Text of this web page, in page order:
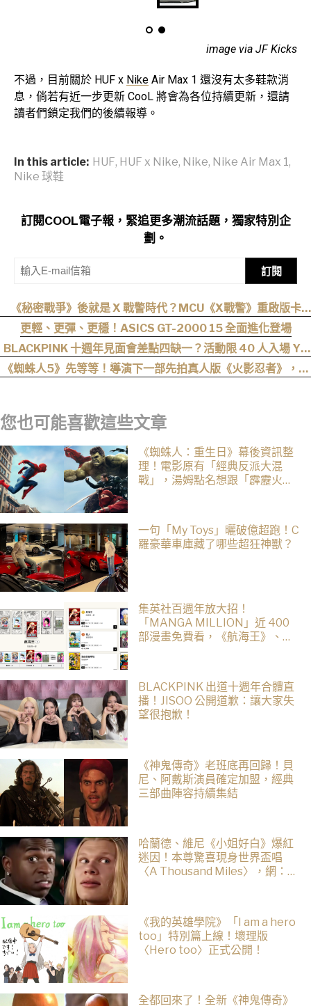
image via JF Kicks
不過，目前關於 HUF x Nike Air Max 1 還沒有太多鞋款消
息，倘若有近一步更新 CooL 將會為各位持續更新，還請
讀者們鎖定我們的後續報導。
In this article: HUF, HUF x Nike, Nike, Nike Air Max 1,
Nike 球鞋
訂閱COOL電子報，緊追更多潮流話題，獨家特別企
劃。
訂閱
《秘密戰爭》後就是 X 戰警時代？MCU《X戰警》重啟版卡
司、上映時間與最新爆料整理
更輕、更彈、更穩！ASICS GT-2000 15 全面進化登場
BLACKPINK 十週年見面會差點四缺一？活動限 40 人入場 YG
遭全網撻伐！
《蜘蛛人5》先等等！導演下一部先拍真人版《火影忍者》，電
您也可能喜歡這些文章
《蜘蛛人：重生日》幕後資訊整
理！電影原有「經典反派大混
戰」，湯姆點名想跟「霹靂火」
一句「My Toys」曬破億超跑！C
羅豪華車庫藏了哪些超狂神獸？
集英社百週年放大招！
「MANGA MILLION」近 400
部漫畫免費看，《航海王》、
BLACKPINK 出道十週年合體直
播！JISOO 公開道歉：讓大家失
望很抱歉！
《神鬼傳奇》老班底再回歸！貝
尼、阿戴斯演員確定加盟，經典
三部曲陣容持續集結
哈蘭德、維尼《小姐好白》爆紅
迷因！本尊驚喜現身世界盃唱
〈A Thousand Miles〉，網：文
《我的英雄學院》「I am a hero
too」特別篇上線！壞理版
〈Hero too〉正式公開！
全都回來了！全新《神鬼傳奇》